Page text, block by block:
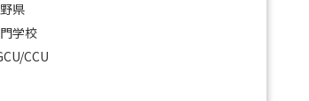
県
学校
CCU